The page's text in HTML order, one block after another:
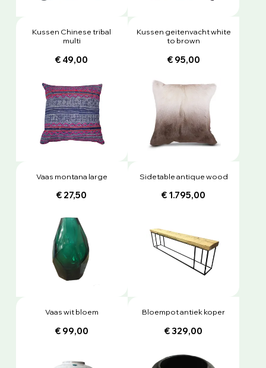
Kussen Chinese tribal
multi
€ 49,00
Kussen geitenvacht white
to brown
€ 95,00
Vaas montana large
€ 27,50
Sidetable antique wood
€ 1.795,00
Vaas wit bloem
€ 99,00
Bloempot antiek koper
€ 329,00